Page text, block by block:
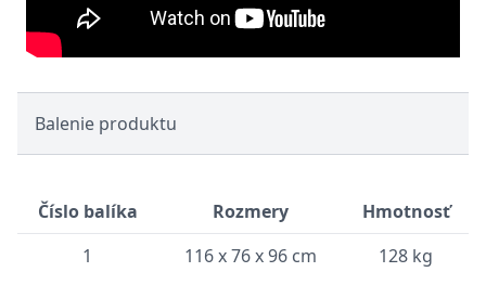
Balenie produktu
Číslo balíka Rozmery
Hmotnosť
1
116 x 76 x 96 cm 128 kg